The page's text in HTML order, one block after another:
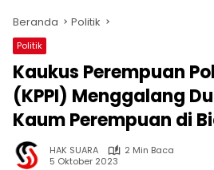
Beranda Politik
Politik
Kaukus Perempuan
(KPPI) Menggalang
Kaum Perempuan di
HAK SUARA
2 Min Baca
5 Oktober 2023